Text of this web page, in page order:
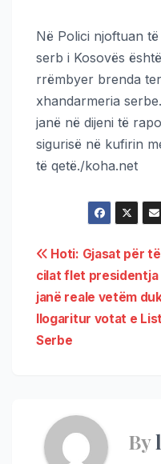
Në Polici njoftuan
serb i Kosovës
rrëmbyer brenda
xhandarmeria
janë në dijeni të
sigurisë në kufirin
të qetë./koha.net
Hoti: Gjasat për të
cilat flet presidentja
janë reale vetëm
llogaritur votat e
Serbe
By